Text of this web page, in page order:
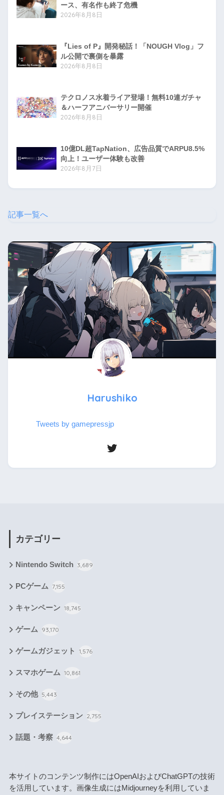
ース、有名作も終了危機
2026年8月8日
『Lies of P』開発秘話！「NOUGH Vlog」フ
ル公開で裏側を暴露
2026年8月8日
テクロノス水着ライア登場！無料10連ガチャ
＆ハーフアニバーサリー開催
2026年8月8日
10億DL超TapNation、広告品質でARPU8.5%
向上！ユーザー体験も改善
2026年8月7日
記事一覧へ
Harushiko
Tweets by gamepressjp
カテゴリー
Nintendo Switch 3,689
PCゲーム 7,155
キャンペーン 18,745
ゲーム 93,170
ゲームガジェット 1,576
スマホゲーム 10,861
その他 5,443
プレイステーション 2,755
話題・考察 4,644
本サイトのコンテンツ制作にはOpenAIおよびChatGPTの技術
を活用しています。画像生成にはMidjourneyを利用していま